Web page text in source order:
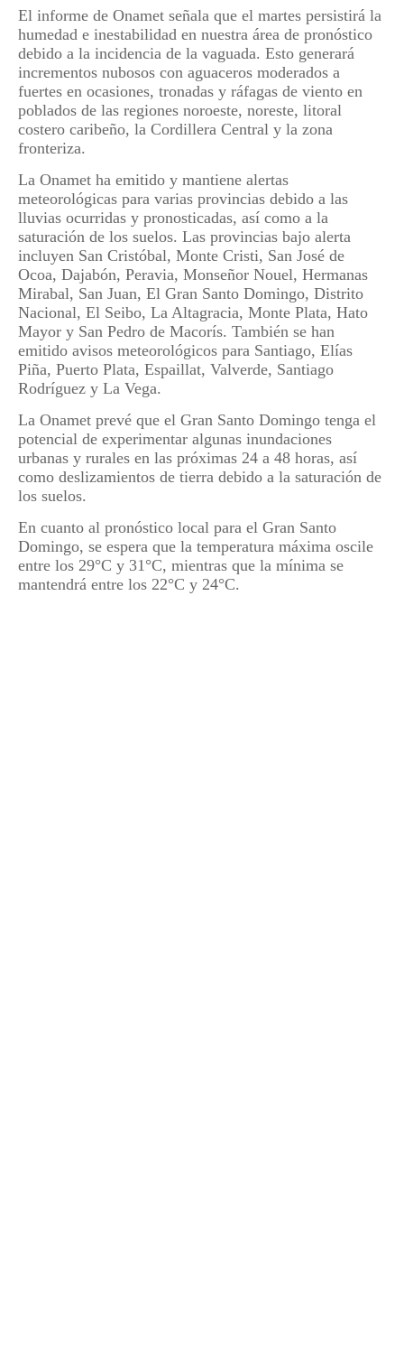
El informe de Onamet señala que el martes persistirá la
humedad e inestabilidad en nuestra área de pronóstico
debido a la incidencia de la vaguada. Esto generará
incrementos nubosos con aguaceros moderados a
fuertes en ocasiones, tronadas y ráfagas de viento en
poblados de las regiones noroeste, noreste, litoral
costero caribeño, la Cordillera Central y la zona
fronteriza.
La Onamet ha emitido y mantiene alertas
meteorológicas para varias provincias debido a las
lluvias ocurridas y pronosticadas, así como a la
saturación de los suelos. Las provincias bajo alerta
incluyen San Cristóbal, Monte Cristi, San José de
Ocoa, Dajabón, Peravia, Monseñor Nouel, Hermanas
Mirabal, San Juan, El Gran Santo Domingo, Distrito
Nacional, El Seibo, La Altagracia, Monte Plata, Hato
Mayor y San Pedro de Macorís. También se han
emitido avisos meteorológicos para Santiago, Elías
Piña, Puerto Plata, Espaillat, Valverde, Santiago
Rodríguez y La Vega.
La Onamet prevé que el Gran Santo Domingo tenga el
potencial de experimentar algunas inundaciones
urbanas y rurales en las próximas 24 a 48 horas, así
como deslizamientos de tierra debido a la saturación de
los suelos.
En cuanto al pronóstico local para el Gran Santo
Domingo, se espera que la temperatura máxima oscile
entre los 29°C y 31°C, mientras que la mínima se
mantendrá entre los 22°C y 24°C.